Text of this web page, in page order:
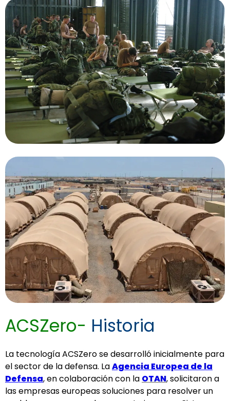
ACSZero- Historia
La tecnología ACSZero se desarrolló inicialmente para
el sector de la defensa. LaAgencia Europea de la
Defensa, en colaboración con la OTAN, solicitaron a
las empresas europeas soluciones para resolver un